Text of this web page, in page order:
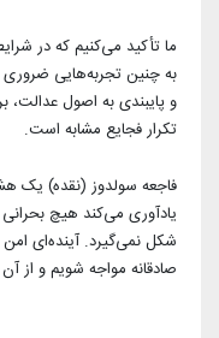
ما تأکید می‌کنیم که در
به چنین تجربه‌هایی
و پایبندی به اصول
تکرار فجایع مشابه است.
فاجعه سولدوز (نقده) یک
یادآوری می‌کند هیچ
شکل نمی‌گیرد. آینده‌ای امن
صادقانه مواجه شویم و از